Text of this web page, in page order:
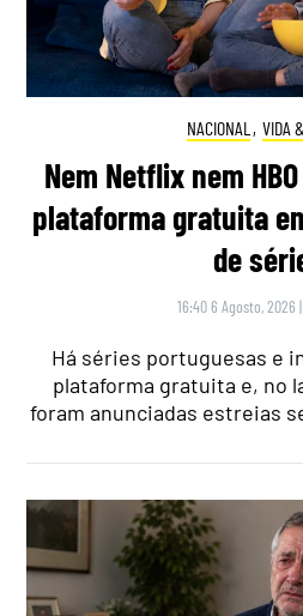
NACIONAL , VIDA
Nem Netflix nem
plataforma gratuita
de
16:40 6 Agosto, 2026 |
Há séries portuguesas e
plataforma gratuita e, no
foram anunciadas estreias